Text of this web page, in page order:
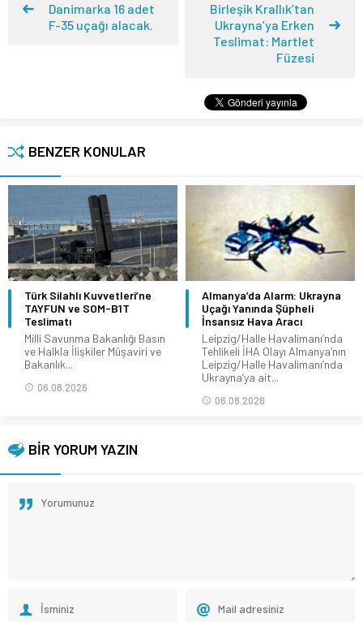
Danimarka 16 adet
F-35 uçağı alacak.
Birleşik Krallık’tan
Ukrayna’ya Erken
Teslimat: Martlet
Füzesi
BENZER KONULAR
Türk Silahlı Kuvvetleri’ne
TAYFUN ve SOM-B1T
Teslimatı
Milli Savunma Bakanlığı Basın
ve Halkla İlişkiler Müşaviri ve
Bakanlık...
06.08.2026
Almanya’da Alarm: Ukrayna
Uçağı Yanında Şüpheli
İnsansız Hava Aracı
Leipzig/Halle Havalimanı’nda
Tehlikeli İHA Olayı Almanya’nın
Leipzig/Halle Havalimanı’nda
Ukrayna’ya ait...
06.08.2026
BİR YORUM YAZIN